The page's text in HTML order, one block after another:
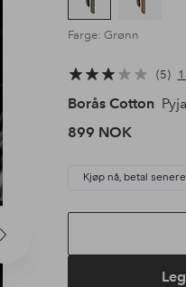
Neste
produkt
Farge: Grønn
5
Borås Cotton
899 NOK
Kjøp nå, betal